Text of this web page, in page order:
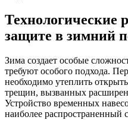
Технологические
защите в зимний
Зима создает особые
требуют особого подхода.
необходимо утеплить
трещин, вызванных
Устройство временных
наиболее распространенный